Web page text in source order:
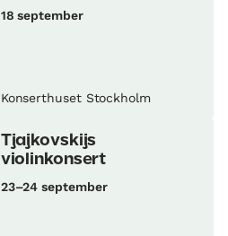
18 september
Konserthuset Stockholm
Tjajkovskijs
violinkonsert
23–24 september